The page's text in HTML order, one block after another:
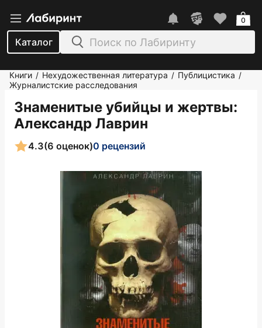
Каталог
0
Книги / Нехудожественная литература / Публицистика /
Журналистские расследования
Знаменитые убийцы и жертвы:
Александр Лаврин
4.3(6 оценок)0 рецензий